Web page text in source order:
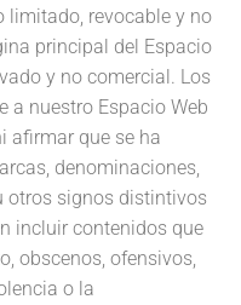
limitado, revocable y no
principal del Espacio
y no comercial. Los
a nuestro Espacio Web
afirmar que se ha
denominaciones,
otros signos distintivos
incluir contenidos que
obscenos, ofensivos,
o la